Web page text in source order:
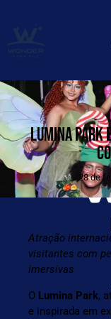
LUMINA PARK
28 de
Atração
visitantes com
imersivas
O Lumina Park,
e inspirada em